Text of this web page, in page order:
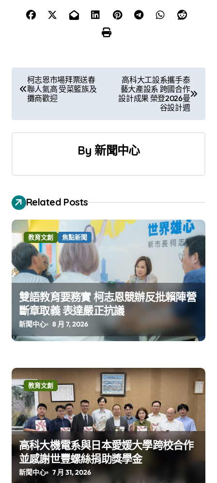
章
導
覽
柯志恩市場拜票送春
聯人氣高 受菜籃族及
攤商歡迎
高科大工設系攜手泰
藝大產設系 跨國合作
設計成果 榮登2026曼
谷設計週
By 新聞中心
Related Posts
教育文創 焦點新聞
雙語教育要務實 柯志恩競辦反批賴陣營
斷章取義 表達嚴正抗議
新聞中心 8 月 7, 2026
教育文創
高科大機電系與日本愛媛大學跨校合作
並感謝世豐螺絲捐助獎學金
新聞中心 7 月 31, 2026